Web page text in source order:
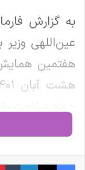
به گزارش
عین‌اللهی
هفتمین
حوزه سلامت
در دارو هنوز
فیس بوک X لینکدین ‫تامبلر